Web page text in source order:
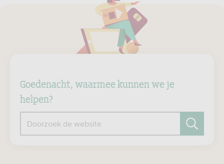
Goedenacht, waarmee kunnen we je
helpen?
Doorzoek de website